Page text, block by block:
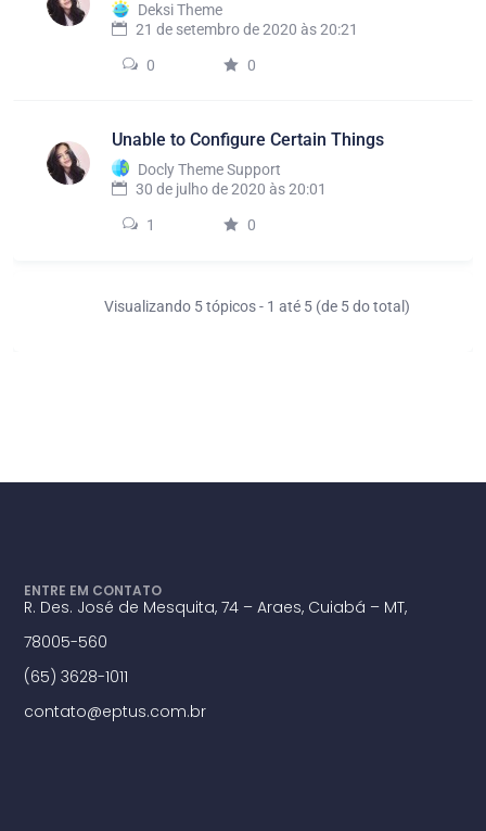
Deksi Theme
21 de setembro de 2020 às 20:21
0 0
Unable to Configure Certain Things
Docly Theme Support
30 de julho de 2020 às 20:01
1 0
Visualizando 5 tópicos - 1 até 5 (de 5 do total)
ENTRE EM CONTATO
R. Des. José de Mesquita, 74 – Araes, Cuiabá – MT,
78005-560
(65) 3628-1011
contato@eptus.com.br